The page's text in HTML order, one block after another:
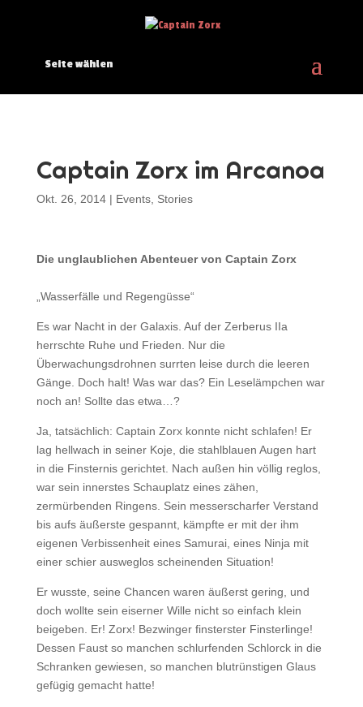
Seite wählen
Captain Zorx im Arcanoa
Okt. 26, 2014| Events, Stories
Die unglaublichen Abenteuer von Captain Zorx
„Wasserfälle und Regengüsse“
Es war Nacht in der Galaxis. Auf der Zerberus IIa
herrschte Ruhe und Frieden. Nur die
Überwachungsdrohnen surrten leise durch die leeren
Gänge. Doch halt! Was war das? Ein Leselämpchen war
noch an! Sollte das etwa…?
Ja, tatsächlich: Captain Zorx konnte nicht schlafen! Er
lag hellwach in seiner Koje, die stahlblauen Augen hart
in die Finsternis gerichtet. Nach außen hin völlig reglos,
war sein innerstes Schauplatz eines zähen,
zermürbenden Ringens. Sein messerscharfer Verstand
bis aufs äußerste gespannt, kämpfte er mit der ihm
eigenen Verbissenheit eines Samurai, eines Ninja mit
einer schier ausweglos scheinenden Situation!
Er wusste, seine Chancen waren äußerst gering, und
doch wollte sein eiserner Wille nicht so einfach klein
beigeben. Er! Zorx! Bezwinger finsterster Finsterlinge!
Dessen Faust so manchen schlurfenden Schlorck in die
Schranken gewiesen, so manchen blutrünstigen Glaus
gefügig gemacht hatte!